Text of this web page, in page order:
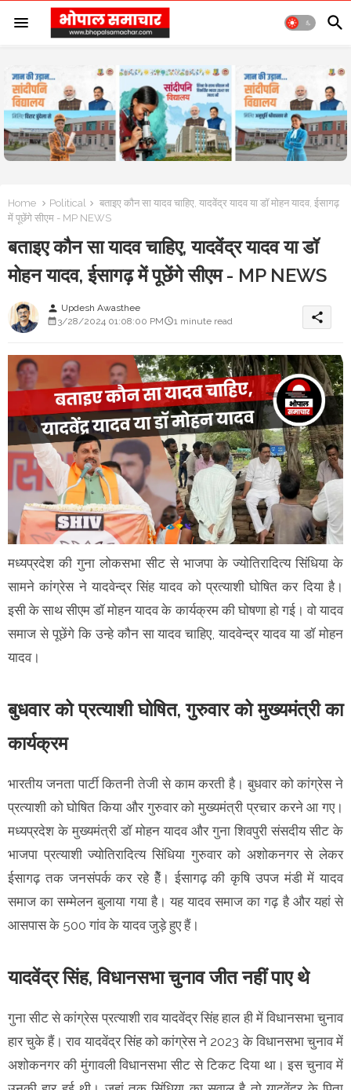
Home Political
बताइए कौन सा यादव चाहिए, यादवेंद्र यादव या डॉ मोहन यादव, ईसागढ़
में पूछेंगे सीएम - MP NEWS
बताइए कौन सा यादव चाहिए, यादवेंद्र यादव या डॉ
मोहन यादव, ईसागढ़ में पूछेंगे सीएम - MP NEWS
person Updesh Awasthee
3/28/2024 01:08:00 PM
1 minute read share
मध्यप्रदेश की गुना लोकसभा सीट से भाजपा के ज्योतिरादित्य सिंधिया के
सामने कांग्रेस ने यादवेन्द्र सिंह यादव को प्रत्याशी घोषित कर दिया है।
इसी के साथ सीएम डॉ मोहन यादव के कार्यक्रम की घोषणा हो गई। वो यादव
समाज से पूछेंगे कि उन्हे कौन सा यादव चाहिए, यादवेन्द्र यादव या डॉ मोहन
यादव।
बुधवार को प्रत्याशी घोषित, गुरुवार को मुख्यमंत्री का
कार्यक्रम
भारतीय जनता पार्टी कितनी तेजी से काम करती है। बुधवार को कांग्रेस ने
प्रत्याशी को घोषित किया और गुरुवार को मुख्यमंत्री प्रचार करने आ गए।
मध्यप्रदेश के मुख्यमंत्री डॉ मोहन यादव और गुना शिवपुरी संसदीय सीट के
भाजपा प्रत्याशी ज्योतिरादित्य सिंधिया गुरुवार को अशोकनगर से लेकर
ईसागढ़ तक जनसंपर्क कर रहे हैें। ईसागढ़ की कृषि उपज मंडी में यादव
समाज का सम्मेलन बुलाया गया है। यह यादव समाज का गढ़ है और यहां से
आसपास के 500 गांव के यादव जुड़े हुए हैं।
यादवेंद्र सिंह, विधानसभा चुनाव जीत नहीं पाए थे
गुना सीट से कांग्रेस प्रत्याशी राव यादवेंद्र सिंह हाल ही में विधानसभा चुनाव
हार चुके हैं। राव यादवेंद्र सिंह को कांग्रेस ने 2023 के विधानसभा चुनाव में
अशोकनगर की मुंगावली विधानसभा सीट से टिकट दिया था। इस चुनाव में